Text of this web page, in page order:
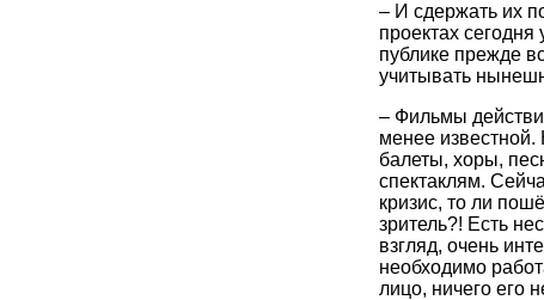
– И сдержать их
проектах
публике прежде
учитывать
– Фильмы
менее
балеты, хоры,
спектаклям.
кризис, то ли
зритель?! Есть
взгляд, очень
необходимо
лицо, ничего его